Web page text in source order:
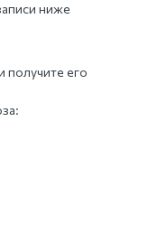
ниже
получите его